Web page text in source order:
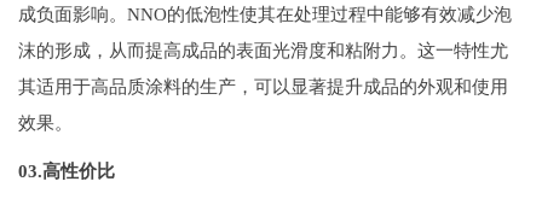
成负面影响。NNO的低泡性使其在处理过程中能够有效减少泡
沫的形成，从而提高成品的表面光滑度和粘附力。这一特性尤
其适用于高品质涂料的生产，可以显著提升成品的外观和使用
效果。
03.高性价比